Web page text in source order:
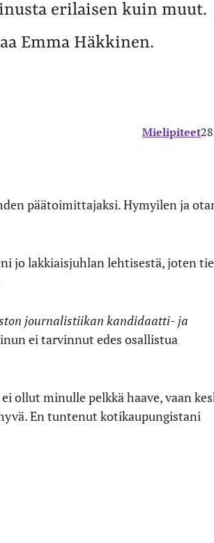
erilaisen kuin muut.
Emma Häkkinen.
Mielipiteet
päätoimittajaksi. Hymyilen ja
jo lakkiaisjuhlan lehtisestä, joten
journalistiikan kandidaatti- ja
ei tarvinnut edes osallistua
ollut minulle pelkkä haave, vaan
En tuntenut kotikaupungistani